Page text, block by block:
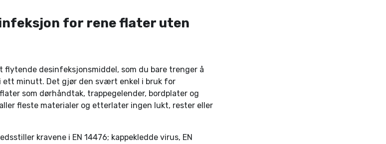
for rene flater uten
flytende desinfeksjonsmiddel, som du bare trenger å
ett minutt. Det gjør den svært enkel i bruk for
som dørhåndtak, trappegelender, bordplater og
fleste materialer og etterlater ingen lukt, rester eller
kravene i EN 14476; kappekledde virus, EN